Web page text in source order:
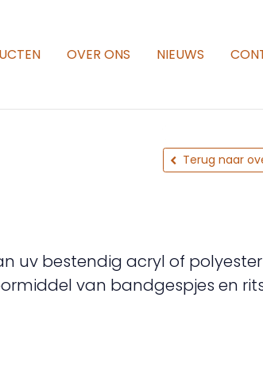
OVER ONS NIEUWS
Terug naar
uv bestendig acryl of
van bandgespjes en